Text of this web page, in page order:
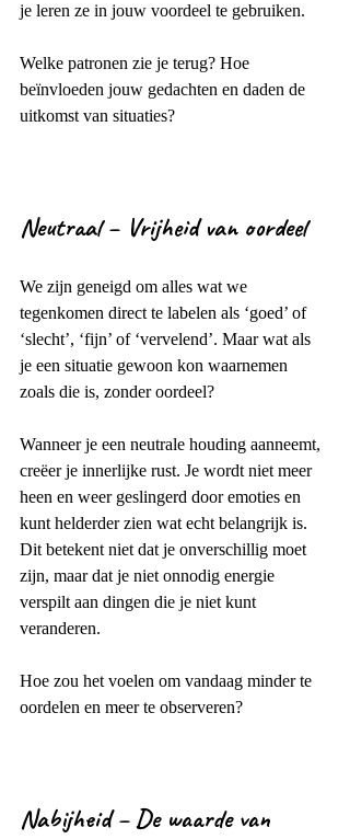
je leren ze in jouw voordeel te gebruiken.
Welke patronen zie je terug? Hoe
beïnvloeden jouw gedachten en daden de
uitkomst van situaties?
Neutraal – Vrijheid van oordeel
We zijn geneigd om alles wat we
tegenkomen direct te labelen als ‘goed’ of
‘slecht’, ‘fijn’ of ‘vervelend’. Maar wat als
je een situatie gewoon kon waarnemen
zoals die is, zonder oordeel?
Wanneer je een neutrale houding aanneemt,
creëer je innerlijke rust. Je wordt niet meer
heen en weer geslingerd door emoties en
kunt helderder zien wat echt belangrijk is.
Dit betekent niet dat je onverschillig moet
zijn, maar dat je niet onnodig energie
verspilt aan dingen die je niet kunt
veranderen.
Hoe zou het voelen om vandaag minder te
oordelen en meer te observeren?
Nabijheid – De waarde van